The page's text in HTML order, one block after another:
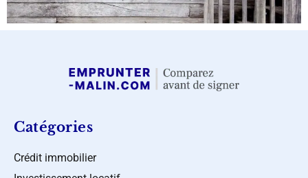
Catégories
Crédit immobilier